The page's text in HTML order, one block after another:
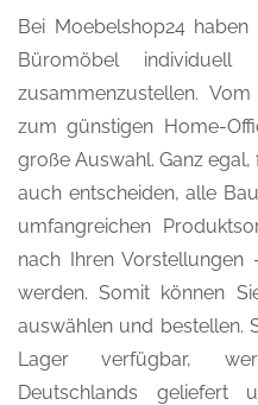
Bei Moebelshop24
Büromöbel individuell
zusammenzustellen.
zum günstigen Home-
große Auswahl. Ganz
auch entscheiden, alle
umfangreichen
nach Ihren Vorstellungen
werden. Somit können
auswählen und bestellen.
Lager verfügbar,
Deutschlands geliefert